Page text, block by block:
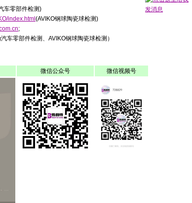
车零部件检测)
index.html (AVIKO钢球陶瓷球检测)
;
车零部件检测、AVIKO钢球陶瓷球检测）
微信公众号 微信视频号